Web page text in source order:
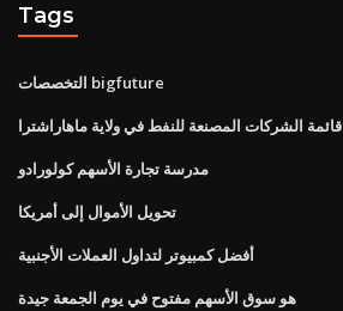
Tags
التخصصات bigfuture
قائمة الشركات المصنعة للنفط في ولاية ماهاراشترا
مدرسة تجارة الأسهم كولورادو
تحويل الأموال إلى أمريكا
أفضل كمبيوتر لتداول العملات الأجنبية
هو سوق الأسهم مفتوح في يوم الجمعة جيدة